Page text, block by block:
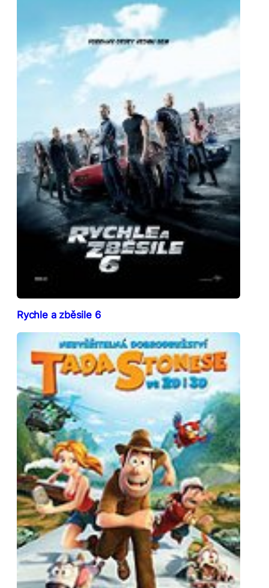
Rychle a zběsile 6